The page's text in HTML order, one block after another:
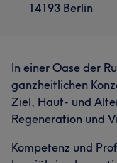
14193 Berlin
In einer Oase der
ganzheitlichen
Ziel, Haut- und
Regeneration und
Kompetenz und